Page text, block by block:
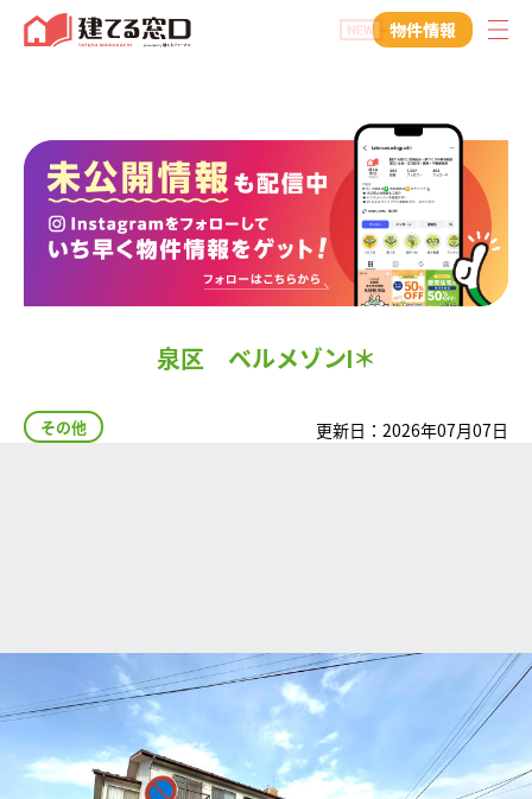
物件情報
泉区 ベルメゾンⅠ＊
その他 更新日：2026年07月07日